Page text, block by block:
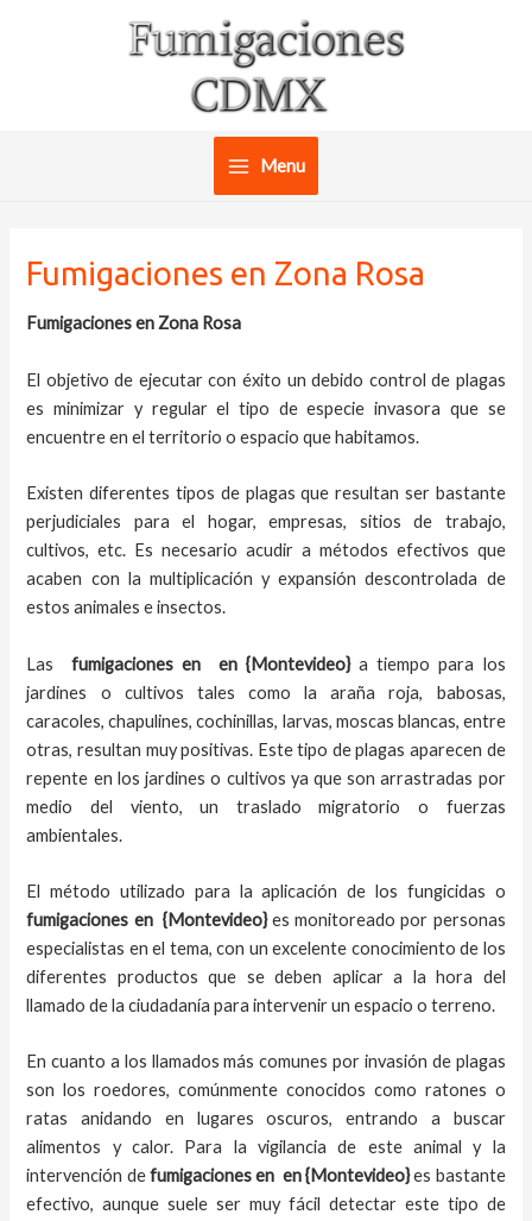
Main
Menu
Fumigaciones en Zona Rosa
Fumigaciones en Zona Rosa
El objetivo de ejecutar con éxito un debido control de plagas
es minimizar y regular el tipo de especie invasora que se
encuentre en el territorio o espacio que habitamos.
Existen diferentes tipos de plagas que resultan ser bastante
perjudiciales para el hogar, empresas, sitios de trabajo,
cultivos, etc. Es necesario acudir a métodos efectivos que
acaben con la multiplicación y expansión descontrolada de
estos animales e insectos.
Las fumigaciones en en {Montevideo}a tiempopara los
jardines o cultivos tales como la araña roja, babosas,
caracoles, chapulines, cochinillas, larvas, moscas blancas, entre
otras, resultan muy positivas. Este tipo de plagas aparecen de
repente en los jardines o cultivos ya que son arrastradas por
medio del viento, un traslado migratorio o fuerzas
ambientales.
El método utilizado para la aplicación de los fungicidas o
fumigaciones en{Montevideo}es monitoreado por personas
especialistas en el tema, con un excelente conocimiento de los
diferentes productos que se deben aplicar a la hora del
llamado de la ciudadanía para intervenir un espacio o terreno.
En cuanto a los llamados más comunes por invasión de plagas
son los roedores, comúnmente conocidos como ratones o
ratas anidando en lugares oscuros, entrando a buscar
alimentos y calor. Para la vigilancia de este animal y la
intervención defumigaciones en en {Montevideo}es bastante
efectivo, aunque suele ser muy fácil detectar este tipo de